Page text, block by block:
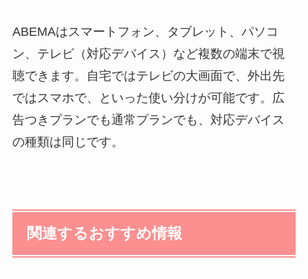
ABEMAはスマートフォン、タブレット、パソコ
ン、テレビ（対応デバイス）など複数の端末で視
聴できます。自宅ではテレビの大画面で、外出先
ではスマホで、といった使い分けが可能です。広
告つきプランでも通常プランでも、対応デバイス
の種類は同じです。
関連するおすすめ情報